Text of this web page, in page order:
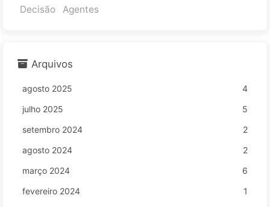
Decisão Agentes
Arquivos
agosto 2025
4
julho 2025
5
setembro 2024
2
agosto 2024
2
março 2024
6
fevereiro 2024
1